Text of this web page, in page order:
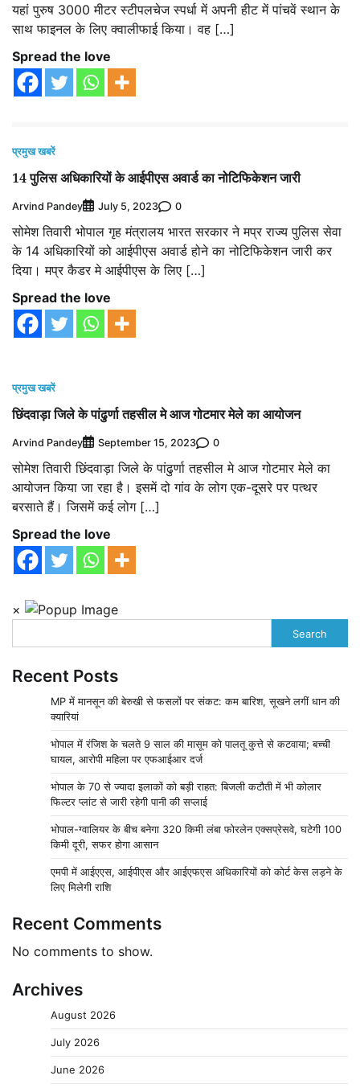
यहां पुरुष 3000 मीटर स्टीपलचेज स्पर्धा में अपनी हीट में पांचवें स्थान के
साथ फाइनल के लिए क्वालीफाई किया। वह […]
Spread the love
प्रमुख खबरें
14 पुलिस अधिकारियों के आईपीएस अवार्ड का नोटिफिकेशन जारी
Arvind Pandey July 5, 2023 0
सोमेश तिवारी भोपाल गृह मंत्रालय भारत सरकार ने मप्र राज्य पुलिस सेवा
के 14 अधिकारियों को आईपीएस अवार्ड होने का नोटिफिकेशन जारी कर
दिया। मप्र कैडर मे आईपीएस के लिए […]
Spread the love
प्रमुख खबरें
छिंदवाड़ा जिले के पांढुर्णा तहसील मे आज गोटमार मेले का आयोजन
Arvind Pandey September 15, 2023 0
सोमेश तिवारी छिंदवाड़ा जिले के पांढुर्णा तहसील मे आज गोटमार मेले का
आयोजन किया जा रहा है। इसमें दो गांव के लोग एक-दूसरे पर पत्‍थर
बरसाते हैं। जिसमें कई लोग […]
Spread the love
×
Search
Recent Posts
MP में मानसून की बेरुखी से फसलों पर संकट: कम बारिश, सूखने लगीं धान की
क्यारियां
भोपाल में रंजिश के चलते 9 साल की मासूम को पालतू कुत्ते से कटवाया; बच्ची
घायल, आरोपी महिला पर एफआईआर दर्ज
भोपाल के 70 से ज्यादा इलाकों को बड़ी राहत: बिजली कटौती में भी कोलार
फिल्टर प्लांट से जारी रहेगी पानी की सप्लाई
भोपाल-ग्वालियर के बीच बनेगा 320 किमी लंबा फोरलेन एक्सप्रेसवे, घटेगी 100
किमी दूरी, सफर होगा आसान
एमपी में आईएएस, आईपीएस और आईएफएस अधिकारियों को कोर्ट केस लड़ने के
लिए मिलेगी राशि
Recent Comments
No comments to show.
Archives
August 2026
July 2026
June 2026